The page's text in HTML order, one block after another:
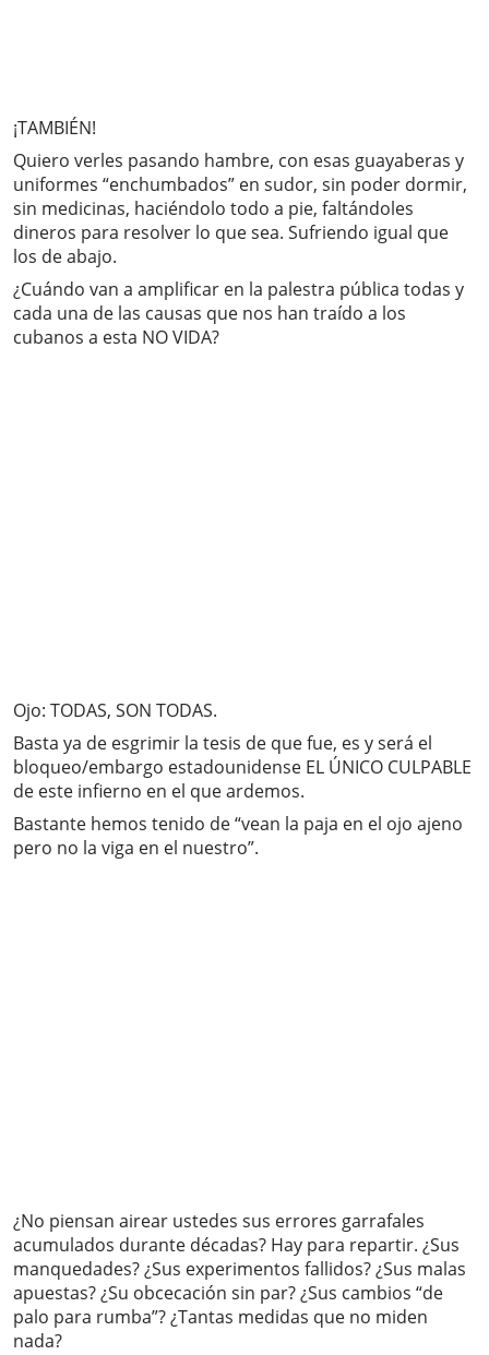
¡TAMBIÉN!
Quiero verles pasando hambre, con esas guayaberas y
uniformes “enchumbados” en sudor, sin poder dormir,
sin medicinas, haciéndolo todo a pie, faltándoles
dineros para resolver lo que sea. Sufriendo igual que
los de abajo.
¿Cuándo van a amplificar en la palestra pública todas y
cada una de las causas que nos han traído a los
cubanos a esta NO VIDA?
Ojo: TODAS, SON TODAS.
Basta ya de esgrimir la tesis de que fue, es y será el
bloqueo/embargo estadounidense EL ÚNICO CULPABLE
de este infierno en el que ardemos.
Bastante hemos tenido de “vean la paja en el ojo ajeno
pero no la viga en el nuestro”.
¿No piensan airear ustedes sus errores garrafales
acumulados durante décadas? Hay para repartir. ¿Sus
manquedades? ¿Sus experimentos fallidos? ¿Sus malas
apuestas? ¿Su obcecación sin par? ¿Sus cambios “de
palo para rumba”? ¿Tantas medidas que no miden
nada?